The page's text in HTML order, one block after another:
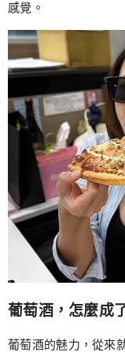
感覺。
葡萄酒，怎麼成
葡萄酒的魅力，從來